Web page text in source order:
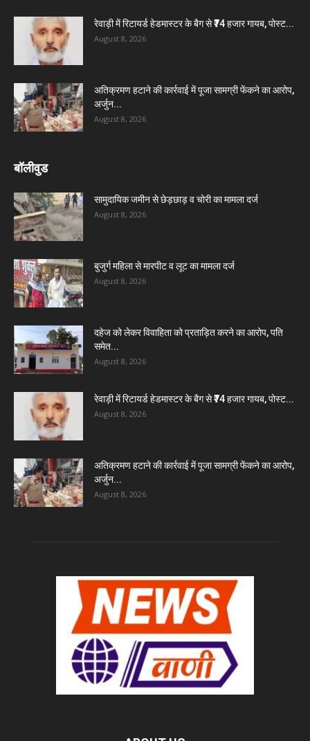
रेवाड़ी में रिटायर्ड हेडमास्टर के बैग से ₹74 हजार गायब, पोस्ट...
August 8, 2026
अतिक्रमण हटाने की कार्रवाई में पूजा सामग्री फेंकने का आरोप,
अर्जुन...
August 8, 2026
बॉलीवुड
सामुदायिक जमीन से छेड़छाड़ व चोरी का मामला दर्ज
August 8, 2026
बुजुर्ग महिला से मारपीट व लूट का मामला दर्ज
August 8, 2026
दहेज को लेकर विवाहिता को प्रताड़ित करने का आरोप, पति
समेत...
August 8, 2026
रेवाड़ी में रिटायर्ड हेडमास्टर के बैग से ₹74 हजार गायब, पोस्ट...
August 8, 2026
अतिक्रमण हटाने की कार्रवाई में पूजा सामग्री फेंकने का आरोप,
अर्जुन...
August 8, 2026